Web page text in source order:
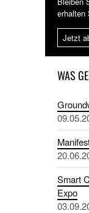
erhalten
Jetzt
WAS
Smart
Expo